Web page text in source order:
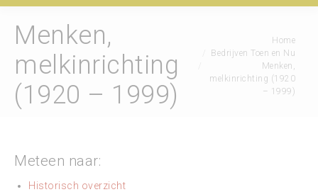
Menken,
melkinrichting
(1920 – 1999)
Home
Bedrijven Toen en Nu
Menken,
melkinrichting (1920
– 1999)
Meteen naar:
Historisch overzicht